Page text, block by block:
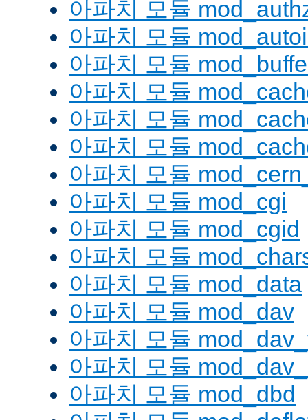
아파치 모듈
아파치 모듈
아파치 모듈
아파치 모듈
아파치 모듈
아파치 모듈
아파치 모듈
아파치 모듈 mod_cgi
아파치 모듈 mod_cgid
아파치 모듈
아파치 모듈 mod_data
아파치 모듈 mod_dav
아파치 모듈
아파치 모듈
아파치 모듈 mod_dbd